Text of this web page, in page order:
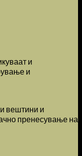
и
и
вештини и
пренесување на